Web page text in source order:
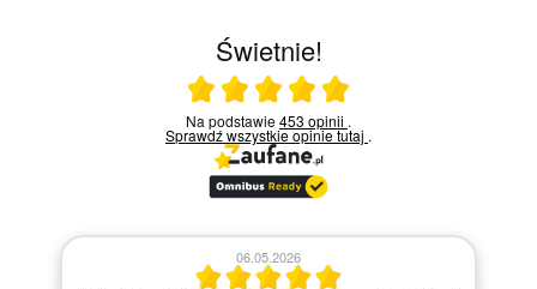
Świetnie!
Ocena średnia 5 na 5
Na podstawie453 opinii .
Sprawdź wszystkie opinietutaj .
06.05.2026